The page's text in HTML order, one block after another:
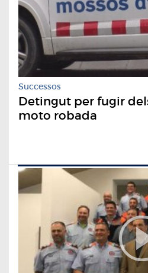
Successos
Detingut per fugir
moto robada